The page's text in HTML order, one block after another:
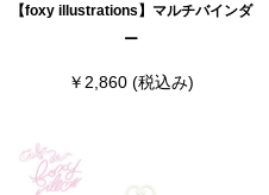
【foxy illustrations】マルチバインダ
ー
￥2,860(税込み)